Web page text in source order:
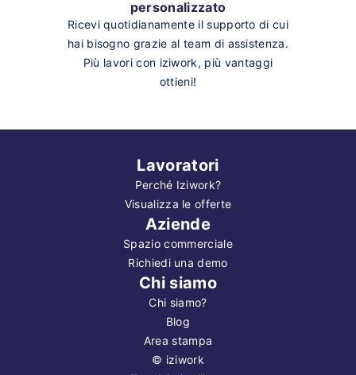
personalizzato
Ricevi quotidianamente il supporto di cui
hai bisogno grazie al team di assistenza.
Più lavori con iziwork, più vantaggi
ottieni!
Lavoratori
Perché Iziwork?
Visualizza le offerte
Aziende
Spazio commerciale
Richiedi una demo
Chi siamo
Chi siamo?
Blog
Area stampa
© iziwork